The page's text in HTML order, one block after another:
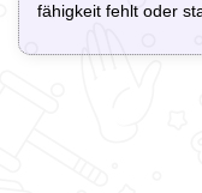
fähigkeit fehlt oder